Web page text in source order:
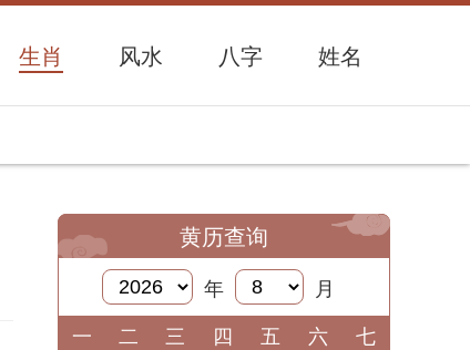
生肖 风水 八字 姓名
黄历查询
年
月
一
二 三 四 五 六
七